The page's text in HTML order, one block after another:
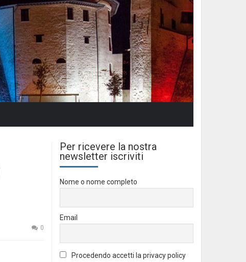
0
Per ricevere la nostra
newsletter iscriviti
Nome o nome completo
Email
Procedendo accetti la privacy policy